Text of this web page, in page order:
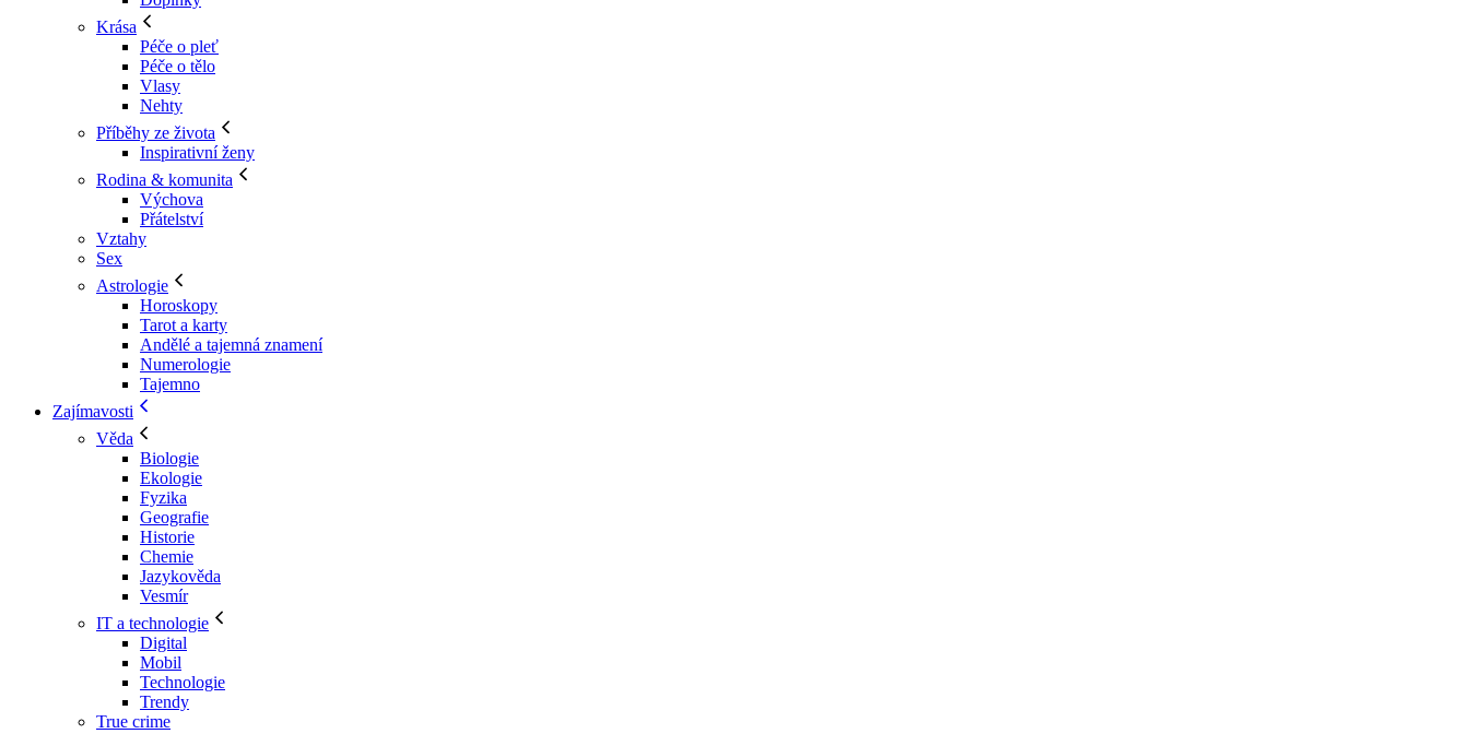
Krása
Péče o pleť
Péče o tělo
Vlasy
Nehty
Příběhy ze života
Inspirativní ženy
Rodina & komunita
Výchova
Přátelství
Vztahy
Sex
Astrologie
Horoskopy
Tarot a karty
Andělé a tajemná znamení
Numerologie
Tajemno
Zajímavosti
Věda
Biologie
Ekologie
Fyzika
Geografie
Historie
Chemie
Jazykověda
Vesmír
IT a technologie
Digital
Mobil
Technologie
Trendy
True crime